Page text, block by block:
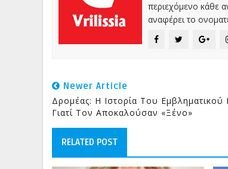
περιεχόμενο κάθε
αναφέρει το
Newer Article
Δρομέας: Η Ιστορία Του Εμβληματικού
Γιατί Τον Αποκαλούσαν «Ξένο»
RELATED POST